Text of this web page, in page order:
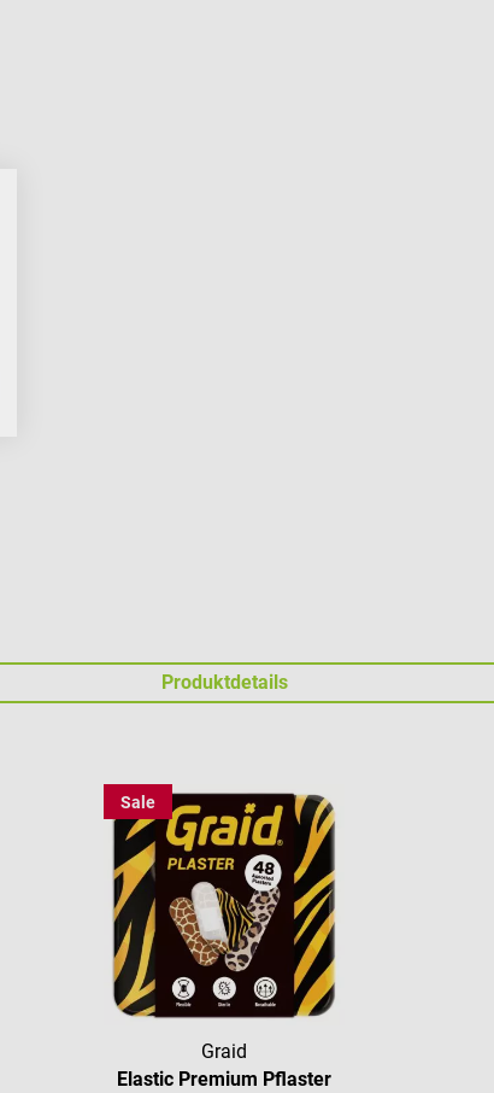
Produktdetails
Sale
Graid
Elastic Premium Pflaster